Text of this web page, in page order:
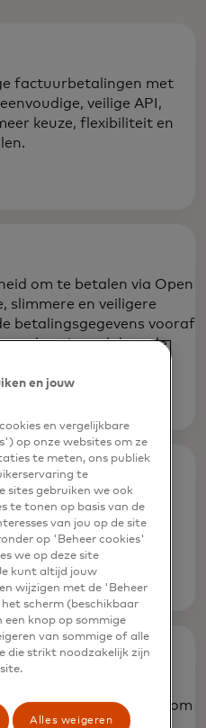
factuurbetalingen met
veilige API,
keuze, flexibiliteit en
om te betalen via Open
slimmere en veiligere
betalingsgegevens vooraf
door de
van
voor naadloze
frauderisico's.
bieden je
die je nodig hebt om
en jouw
en vergelijkbare
op onze websites om ze
te meten, ons publiek
te
sites gebruiken we ook
te tonen op basis van de
van jou op de site
op 'Beheer cookies'
we op deze site
kunt altijd jouw
wijzigen met de 'Beheer
scherm (beschikbaar
een knop op sommige
van sommige of alle
die strikt noodzakelijk zijn
Alles weigeren